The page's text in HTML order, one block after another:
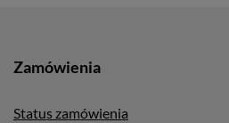
Zamówienia
Status zamówienia